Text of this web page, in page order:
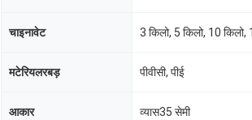
चाइनावेट 3 किलो, 5 किलो, 10 किलो,
मटेरियलरबड़ पीवीसी, पीई
आकार व्यास35 सेमी